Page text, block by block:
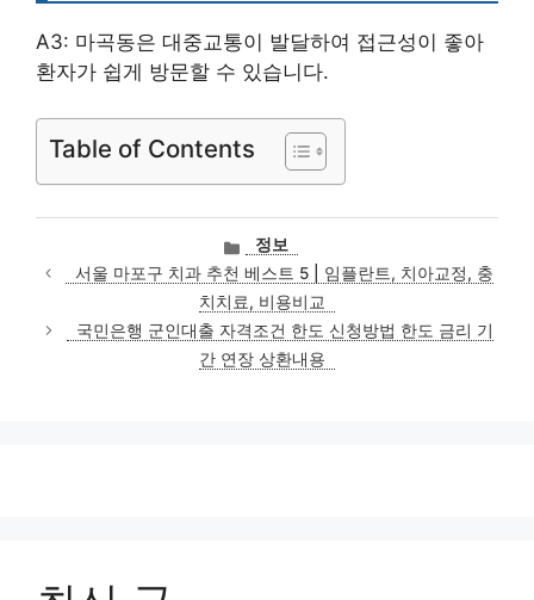
A3: 마곡동은 대중교통이 발달하여 접근성이 좋아
환자가 쉽게 방문할 수 있습니다.
Table of Contents
카
테
고
리
정보
서울 마포구 치과 추천 베스트 5 | 임플란트, 치아교정, 충
치치료, 비용비교
국민은행 군인대출 자격조건 한도 신청방법 한도 금리 기
간 연장 상환내용